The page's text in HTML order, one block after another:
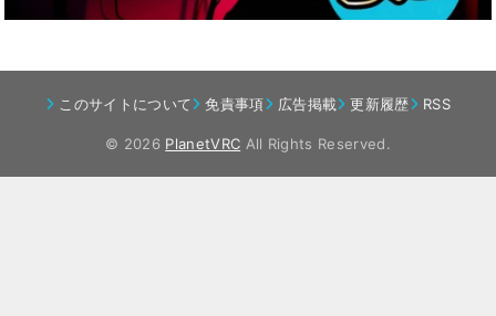
このサイトについて 免責事項 広告掲載 更新履歴 RSS
© 2026 PlanetVRC All Rights Reserved.